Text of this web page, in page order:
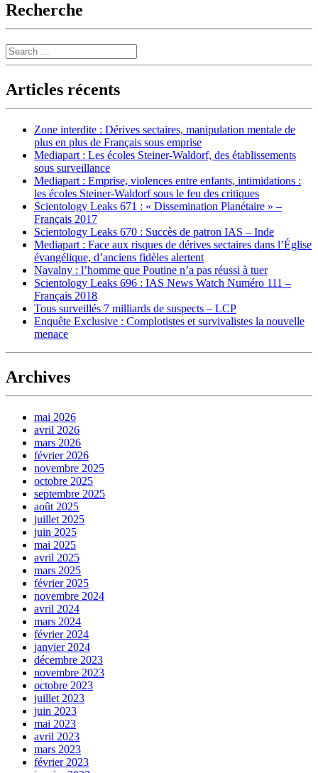
Recherche
Search
Articles récents
Zone interdite : Dérives sectaires, manipulation mentale de
plus en plus de Français sous emprise
Mediapart : Les écoles Steiner-Waldorf, des établissements
sous surveillance
Mediapart : Emprise, violences entre enfants, intimidations :
les écoles Steiner-Waldorf sous le feu des critiques
Scientology Leaks 671 : « Dissemination Planétaire » –
Français 2017
Scientology Leaks 670 : Succès de patron IAS – Inde
Mediapart : Face aux risques de dérives sectaires dans l’Église
évangélique, d’anciens fidèles alertent
Navalny : l’homme que Poutine n’a pas réussi à tuer
Scientology Leaks 696 : IAS News Watch Numéro 111 –
Français 2018
Tous surveillés 7 milliards de suspects – LCP
Enquête Exclusive : Complotistes et survivalistes la nouvelle
menace
Archives
mai 2026
avril 2026
mars 2026
février 2026
novembre 2025
octobre 2025
septembre 2025
août 2025
juillet 2025
juin 2025
mai 2025
avril 2025
mars 2025
février 2025
novembre 2024
avril 2024
mars 2024
février 2024
janvier 2024
décembre 2023
novembre 2023
octobre 2023
juillet 2023
juin 2023
mai 2023
avril 2023
mars 2023
février 2023